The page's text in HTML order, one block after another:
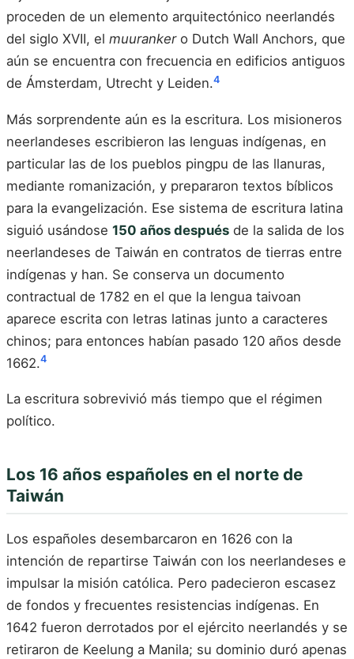
proceden de un elemento arquitectónico neerlandés
del siglo XVII, el muurankero Dutch Wall Anchors, que
aún se encuentra con frecuencia en edificios antiguos
de Ámsterdam, Utrecht y Leiden.4
Más sorprendente aún es la escritura. Los misioneros
neerlandeses escribieron las lenguas indígenas, en
particular las de los pueblos pingpu de las llanuras,
mediante romanización, y prepararon textos bíblicos
para la evangelización. Ese sistema de escritura latina
siguió usándose 150 años después de la salida de los
neerlandeses de Taiwán en contratos de tierras entre
indígenas y han. Se conserva un documento
contractual de 1782 en el que la lengua taivoan
aparece escrita con letras latinas junto a caracteres
chinos; para entonces habían pasado 120 años desde
1662.4
La escritura sobrevivió más tiempo que el régimen
político.
Los 16 años españoles en el norte de
Taiwán
Los españoles desembarcaron en 1626 con la
intención de repartirse Taiwán con los neerlandeses e
impulsar la misión católica. Pero padecieron escasez
de fondos y frecuentes resistencias indígenas. En
1642 fueron derrotados por el ejército neerlandés y se
retiraron de Keelung a Manila; su dominio duró apenas